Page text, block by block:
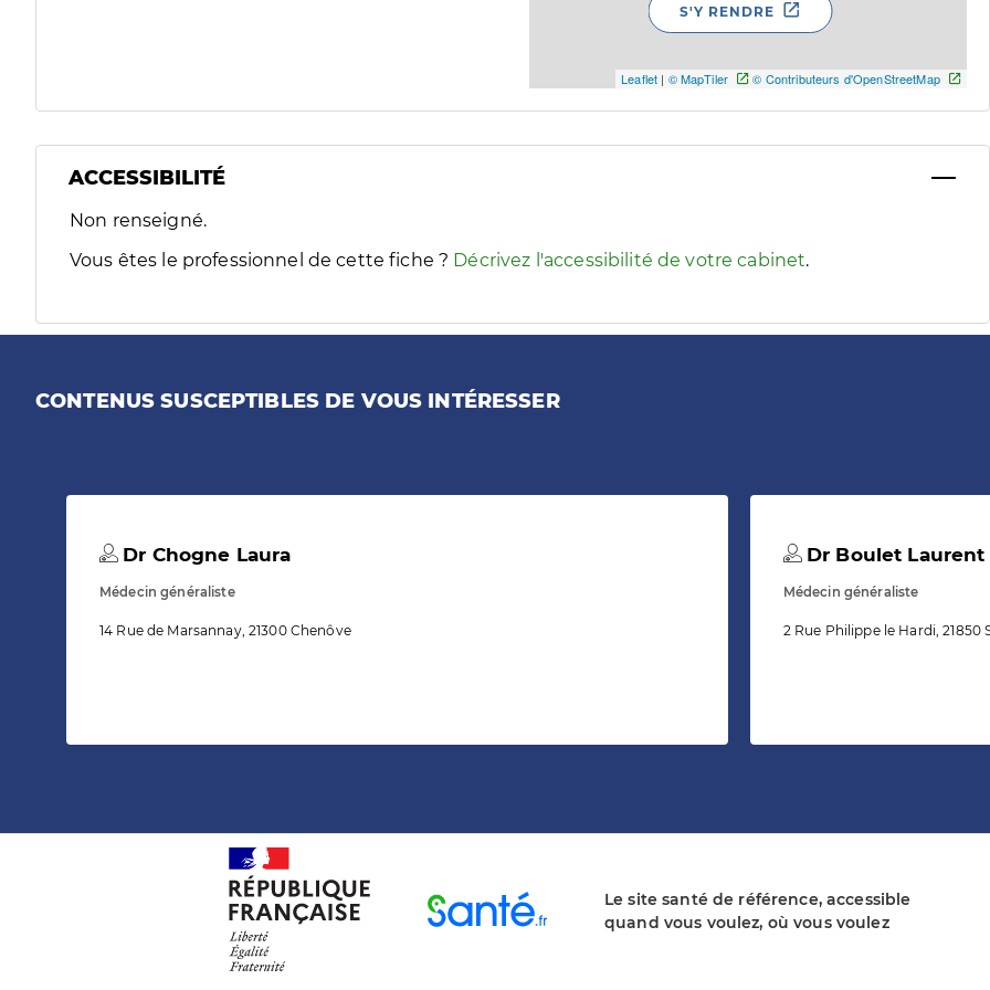
Leaflet | © MapTiler © Contributeurs d'OpenStreetMap
S'Y RENDRE
ACCESSIBILITÉ
Filtres
Sélectionnez un ou plusieurs handicaps/besoins spécifiques pour afficher les informations d'accessibilité associées
Non renseigné.
Vous êtes le professionnel de cette fiche ? Décrivez l'accessibilité de votre cabinet.
CONTENUS SUSCEPTIBLES DE VOUS INTÉRESSER
Dr Chogne Laura
Médecin généraliste
14 Rue de Marsannay, 21300 Chenôve
Dr Boulet Laurent
Médecin généraliste
2 Rue Philippe le Hardi, 21850
Le site santé de référence, accessible
quand vous voulez, où vous voulez